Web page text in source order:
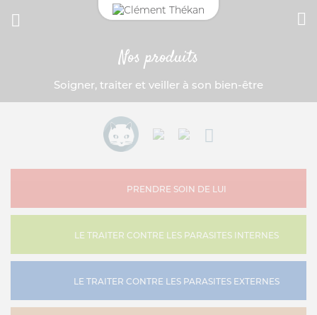
MON CARNET DE SANTÉ
Nos produits
Soigner, traiter et veiller à son bien-être
PRENDRE SOIN DE LUI
LE TRAITER CONTRE LES PARASITES INTERNES
LE TRAITER CONTRE LES PARASITES EXTERNES
Adresse email
SE CONNECTER